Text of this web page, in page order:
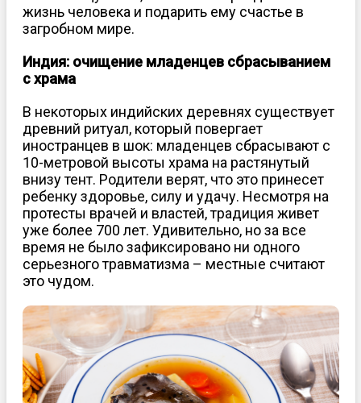
жизнь человека и подарить ему счастье в
загробном мире.
Индия: очищение младенцев сбрасыванием
с храма
В некоторых индийских деревнях существует
древний ритуал, который повергает
иностранцев в шок: младенцев сбрасывают с
10-метровой высоты храма на растянутый
внизу тент. Родители верят, что это принесет
ребенку здоровье, силу и удачу. Несмотря на
протесты врачей и властей, традиция живет
уже более 700 лет. Удивительно, но за все
время не было зафиксировано ни одного
серьезного травматизма – местные считают
это чудом.